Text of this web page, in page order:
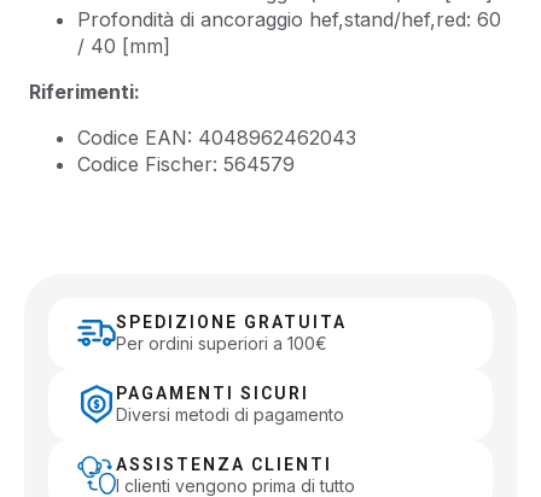
Profondità di ancoraggio hef,stand/hef,red: 60
/ 40 [mm]
Riferimenti:
Codice EAN: 4048962462043
Codice Fischer: 564579
SPEDIZIONE GRATUITA
Per ordini superiori a 100€
PAGAMENTI SICURI
Diversi metodi di pagamento
ASSISTENZA CLIENTI
I clienti vengono prima di tutto